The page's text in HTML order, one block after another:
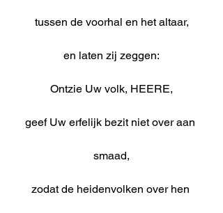
tussen de voorhal en het altaar,
en laten zij zeggen:
Ontzie Uw volk, HEERE,
geef Uw erfelijk bezit niet over aan
smaad,
zodat de heidenvolken over hen